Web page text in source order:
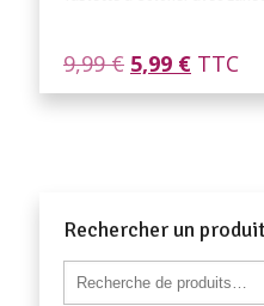
9,99€ Le
initial
5,99 €Le
actuel
TTC
Rechercher un